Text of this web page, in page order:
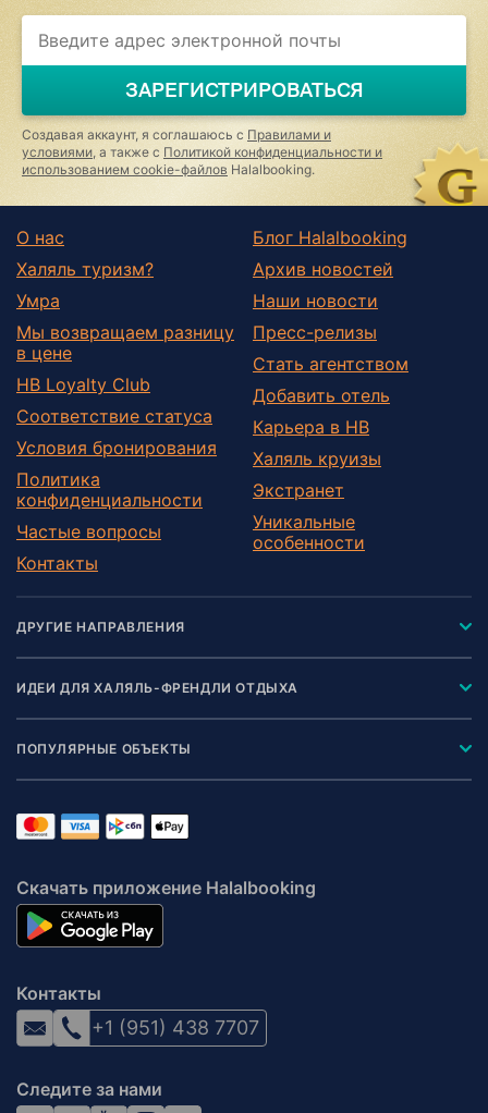
ЗАРЕГИСТРИРОВАТЬСЯ
Создавая аккаунт, я соглашаюсь с Правилами и
условиями , а также с Политикой конфиденциальности и
использованием cookie-файлов Halalbooking.
О нас
Халяль туризм?
Умра
Мы возвращаем разницу
в цене
HB Loyalty Club
Соответствие статуса
Условия бронирования
Политика
конфиденциальности
Частые вопросы
Контакты
Блог Halalbooking
Архив новостей
Наши новости
Пресс-релизы
Стать агентством
Добавить отель
Карьера в HB
Халяль круизы
Экстранет
Уникальные
особенности
ДРУГИЕ НАПРАВЛЕНИЯ
ИДЕИ ДЛЯ ХАЛЯЛЬ-ФРЕНДЛИ ОТДЫХА
ПОПУЛЯРНЫЕ ОБЪЕКТЫ
Скачать приложение Halalbooking
Контакты
+1 (951) 438 7707
Следите за нами